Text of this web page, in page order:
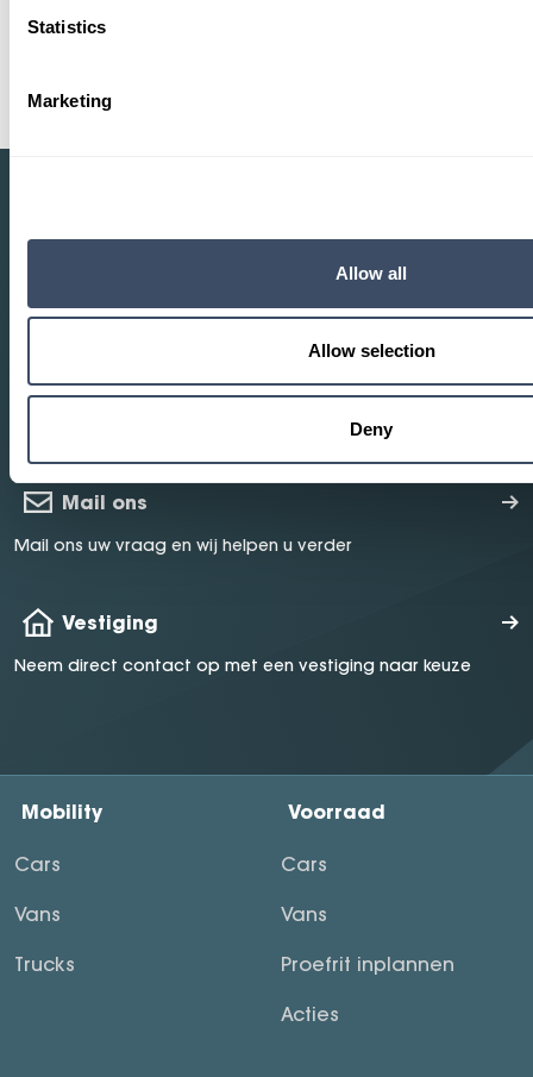
Statistics
Marketing
Allow all
Allow selection
Deny
Proefrit maken
Maak een proefrit in één van onze modellen
Mail ons
Mail ons uw vraag en wij helpen u verder
Vestiging
Neem direct contact op met een vestiging naar keuze
Mobility
Cars
Vans
Trucks
Voorraad
Cars
Vans
Proefrit inplannen
Acties